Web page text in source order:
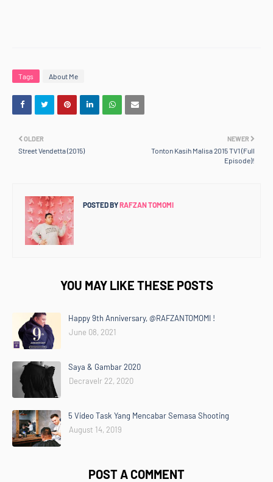
Tags About Me
NEWER
Tonton Kasih Malisa 2015 TV1 (Full
Episode)!
OLDER
Street Vendetta (2015)
POSTED BYRAFZAN TOMOMI
YOU MAY LIKE THESE POSTS
Happy 9th Anniversary, @RAFZANTOMOMI !
June 08, 2021
Saya & Gambar 2020
Decravelr 22, 2020
5 Video Task Yang Mencabar Semasa Shooting
August 14, 2019
POST A COMMENT